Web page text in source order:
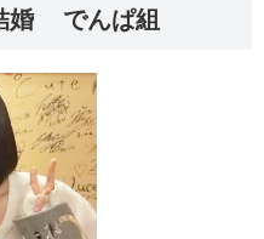
婚 でんぱ組